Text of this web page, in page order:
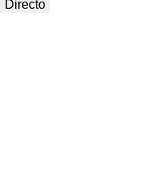
Directo